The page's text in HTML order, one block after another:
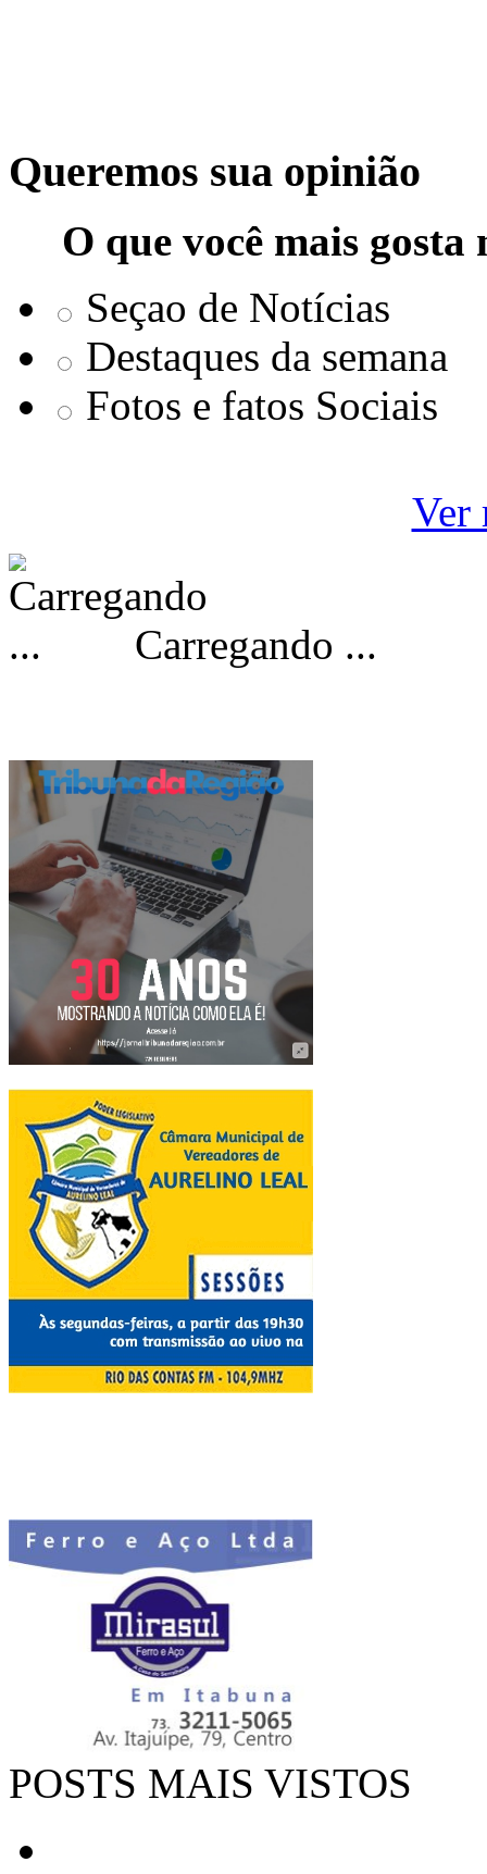
Queremos sua opinião
O que você mais
Seçao de Notícias
Destaques da semana
Fotos e fatos Sociais
Ver
Carregando ...
POSTS MAIS VISTOS